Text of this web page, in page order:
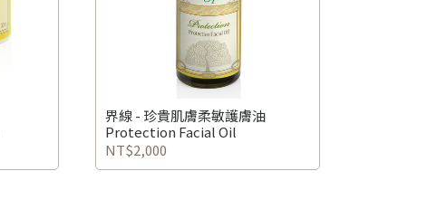
界線 - 珍貴肌膚柔敏護膚油
Protection Facial Oil
NT$2,000